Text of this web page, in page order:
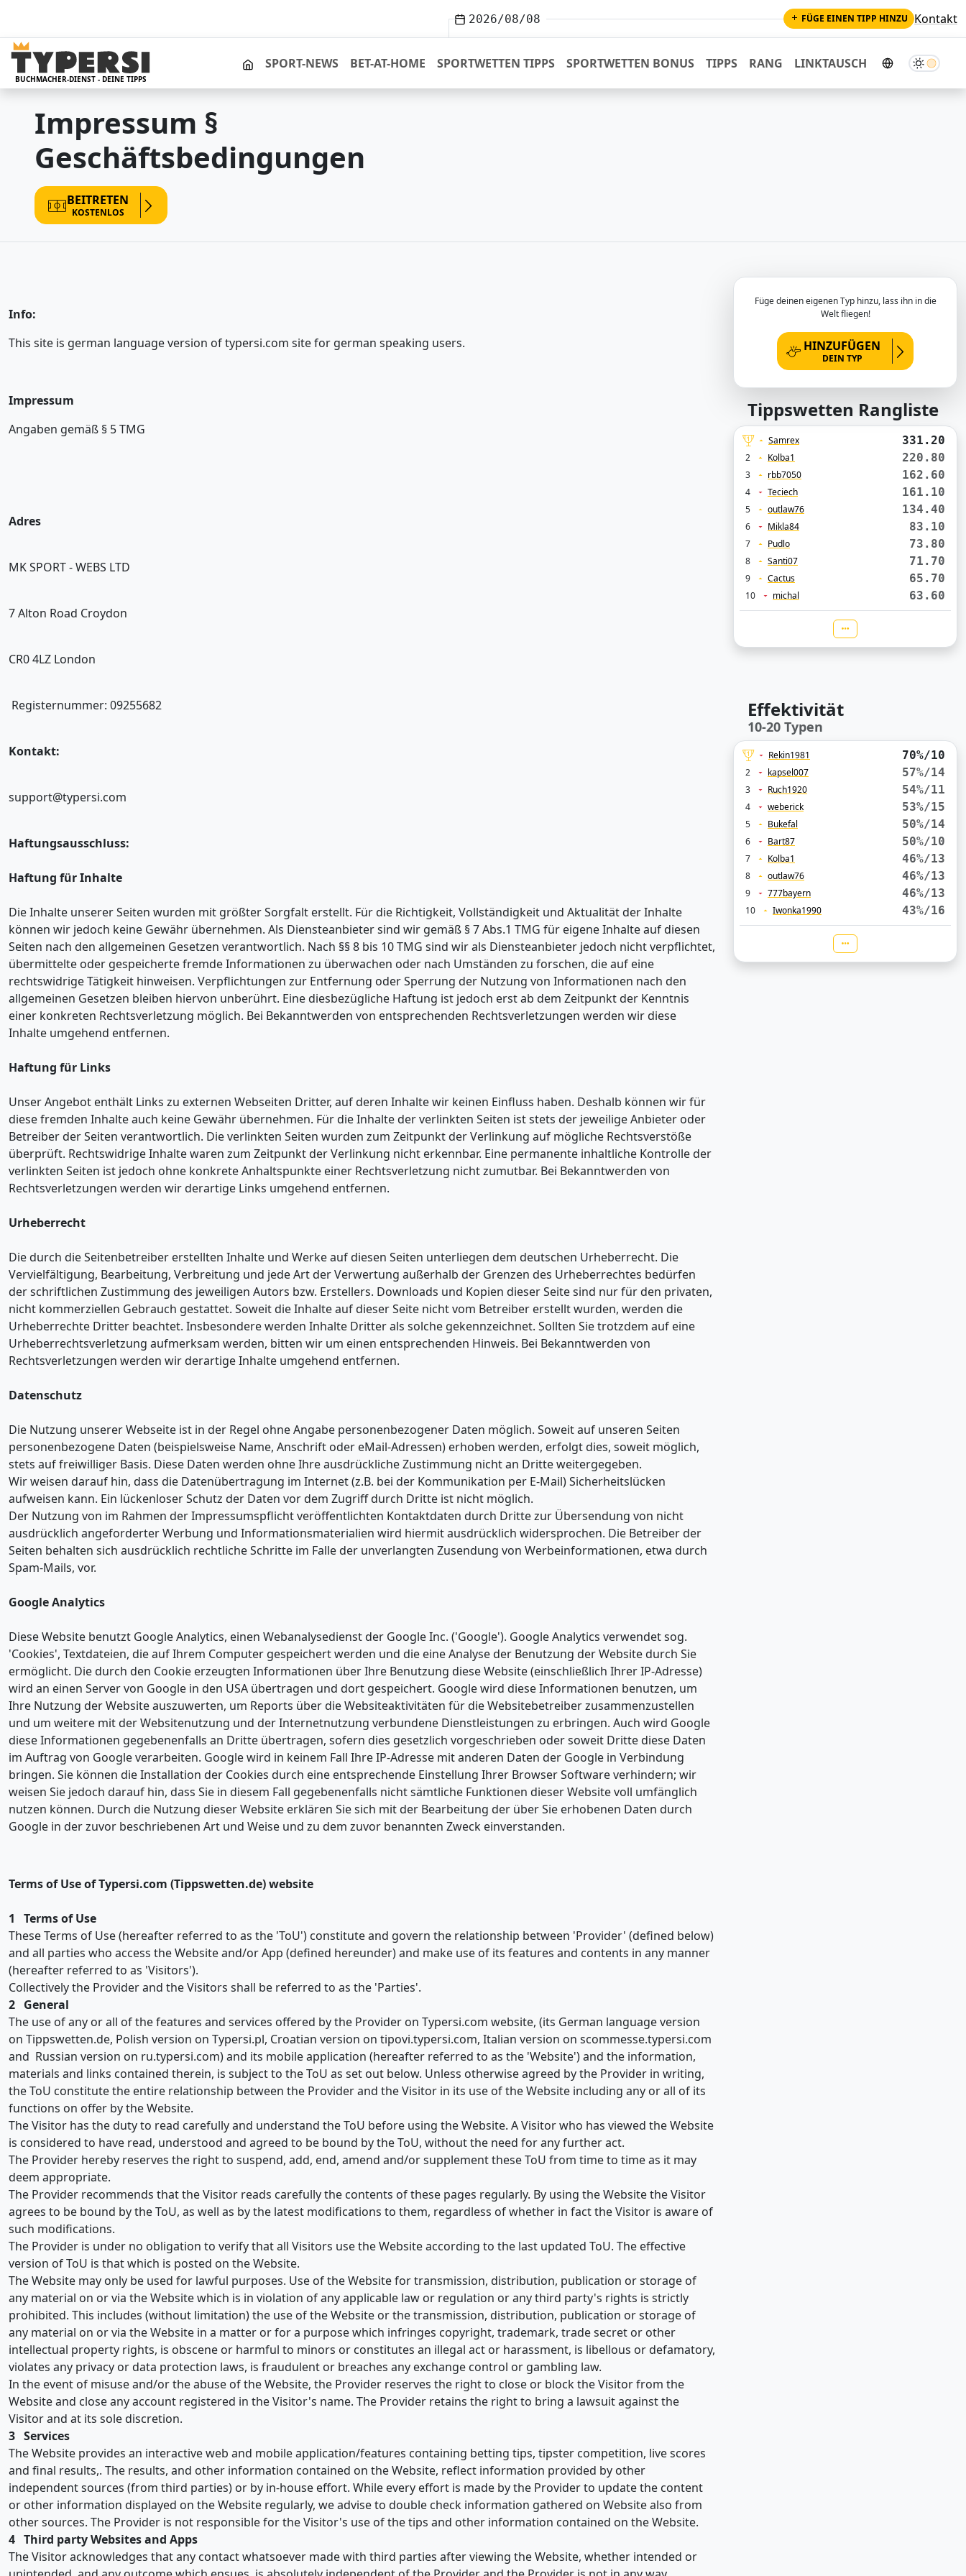
2026/08/08 FÜGE EINEN TIPP HINZU Kontakt
BUCHMACHER-DIENST - DEINE TIPPS
STARTSEITE
SPORT-NEWS BET-AT-HOME SPORTWETTEN TIPPS SPORTWETTEN BONUS TIPPS RANG LINKTAUSCH Dunkler
Impressum §
Geschäftsbedingungen
BEITRETEN
KOSTENLOS
Info:
This site is german language version of typersi.com site for german speaking users.
Impressum
Angaben gemäß § 5 TMG
Adres
MK SPORT - WEBS LTD
7 Alton Road Croydon
CR0 4LZ London
Registernummer: 09255682
Kontakt:
support@typersi.com
Haftungsausschluss:
Haftung für Inhalte
Die Inhalte unserer Seiten wurden mit größter Sorgfalt erstellt. Für die Richtigkeit, Vollständigkeit und Aktualität der Inhalte
können wir jedoch keine Gewähr übernehmen. Als Diensteanbieter sind wir gemäß § 7 Abs.1 TMG für eigene Inhalte auf diesen
Seiten nach den allgemeinen Gesetzen verantwortlich. Nach §§ 8 bis 10 TMG sind wir als Diensteanbieter jedoch nicht verpflichtet,
übermittelte oder gespeicherte fremde Informationen zu überwachen oder nach Umständen zu forschen, die auf eine
rechtswidrige Tätigkeit hinweisen. Verpflichtungen zur Entfernung oder Sperrung der Nutzung von Informationen nach den
allgemeinen Gesetzen bleiben hiervon unberührt. Eine diesbezügliche Haftung ist jedoch erst ab dem Zeitpunkt der Kenntnis
einer konkreten Rechtsverletzung möglich. Bei Bekanntwerden von entsprechenden Rechtsverletzungen werden wir diese
Inhalte umgehend entfernen.
Haftung für Links
Unser Angebot enthält Links zu externen Webseiten Dritter, auf deren Inhalte wir keinen Einfluss haben. Deshalb können wir für
diese fremden Inhalte auch keine Gewähr übernehmen. Für die Inhalte der verlinkten Seiten ist stets der jeweilige Anbieter oder
Betreiber der Seiten verantwortlich. Die verlinkten Seiten wurden zum Zeitpunkt der Verlinkung auf mögliche Rechtsverstöße
überprüft. Rechtswidrige Inhalte waren zum Zeitpunkt der Verlinkung nicht erkennbar. Eine permanente inhaltliche Kontrolle der
verlinkten Seiten ist jedoch ohne konkrete Anhaltspunkte einer Rechtsverletzung nicht zumutbar. Bei Bekanntwerden von
Rechtsverletzungen werden wir derartige Links umgehend entfernen.
Urheberrecht
Die durch die Seitenbetreiber erstellten Inhalte und Werke auf diesen Seiten unterliegen dem deutschen Urheberrecht. Die
Vervielfältigung, Bearbeitung, Verbreitung und jede Art der Verwertung außerhalb der Grenzen des Urheberrechtes bedürfen
der schriftlichen Zustimmung des jeweiligen Autors bzw. Erstellers. Downloads und Kopien dieser Seite sind nur für den privaten,
nicht kommerziellen Gebrauch gestattet. Soweit die Inhalte auf dieser Seite nicht vom Betreiber erstellt wurden, werden die
Urheberrechte Dritter beachtet. Insbesondere werden Inhalte Dritter als solche gekennzeichnet. Sollten Sie trotzdem auf eine
Urheberrechtsverletzung aufmerksam werden, bitten wir um einen entsprechenden Hinweis. Bei Bekanntwerden von
Rechtsverletzungen werden wir derartige Inhalte umgehend entfernen.
Datenschutz
Die Nutzung unserer Webseite ist in der Regel ohne Angabe personenbezogener Daten möglich. Soweit auf unseren Seiten
personenbezogene Daten (beispielsweise Name, Anschrift oder eMail-Adressen) erhoben werden, erfolgt dies, soweit möglich,
stets auf freiwilliger Basis. Diese Daten werden ohne Ihre ausdrückliche Zustimmung nicht an Dritte weitergegeben.
Wir weisen darauf hin, dass die Datenübertragung im Internet (z.B. bei der Kommunikation per E-Mail) Sicherheitslücken
aufweisen kann. Ein lückenloser Schutz der Daten vor dem Zugriff durch Dritte ist nicht möglich.
Der Nutzung von im Rahmen der Impressumspflicht veröffentlichten Kontaktdaten durch Dritte zur Übersendung von nicht
ausdrücklich angeforderter Werbung und Informationsmaterialien wird hiermit ausdrücklich widersprochen. Die Betreiber der
Seiten behalten sich ausdrücklich rechtliche Schritte im Falle der unverlangten Zusendung von Werbeinformationen, etwa durch
Spam-Mails, vor.
Google Analytics
Diese Website benutzt Google Analytics, einen Webanalysedienst der Google Inc. ('Google'). Google Analytics verwendet sog.
'Cookies', Textdateien, die auf Ihrem Computer gespeichert werden und die eine Analyse der Benutzung der Website durch Sie
ermöglicht. Die durch den Cookie erzeugten Informationen über Ihre Benutzung diese Website (einschließlich Ihrer IP-Adresse)
wird an einen Server von Google in den USA übertragen und dort gespeichert. Google wird diese Informationen benutzen, um
Ihre Nutzung der Website auszuwerten, um Reports über die Websiteaktivitäten für die Websitebetreiber zusammenzustellen
und um weitere mit der Websitenutzung und der Internetnutzung verbundene Dienstleistungen zu erbringen. Auch wird Google
diese Informationen gegebenenfalls an Dritte übertragen, sofern dies gesetzlich vorgeschrieben oder soweit Dritte diese Daten
im Auftrag von Google verarbeiten. Google wird in keinem Fall Ihre IP-Adresse mit anderen Daten der Google in Verbindung
bringen. Sie können die Installation der Cookies durch eine entsprechende Einstellung Ihrer Browser Software verhindern; wir
weisen Sie jedoch darauf hin, dass Sie in diesem Fall gegebenenfalls nicht sämtliche Funktionen dieser Website voll umfänglich
nutzen können. Durch die Nutzung dieser Website erklären Sie sich mit der Bearbeitung der über Sie erhobenen Daten durch
Google in der zuvor beschriebenen Art und Weise und zu dem zuvor benannten Zweck einverstanden.
Terms of Use of Typersi.com (Tippswetten.de) website
1 Terms of Use
These Terms of Use (hereafter referred to as the 'ToU') constitute and govern the relationship between 'Provider' (defined below)
and all parties who access the Website and/or App (defined hereunder) and make use of its features and contents in any manner
(hereafter referred to as 'Visitors').
Collectively the Provider and the Visitors shall be referred to as the 'Parties'.
2 General
The use of any or all of the features and services offered by the Provider on Typersi.com website, (its German language version
on Tippswetten.de, Polish version on Typersi.pl, Croatian version on tipovi.typersi.com, Italian version on scommesse.typersi.com
and Russian version on ru.typersi.com) and its mobile application (hereafter referred to as the 'Website') and the information,
materials and links contained therein, is subject to the ToU as set out below. Unless otherwise agreed by the Provider in writing,
the ToU constitute the entire relationship between the Provider and the Visitor in its use of the Website including any or all of its
functions on offer by the Website.
The Visitor has the duty to read carefully and understand the ToU before using the Website. A Visitor who has viewed the Website
is considered to have read, understood and agreed to be bound by the ToU, without the need for any further act.
The Provider hereby reserves the right to suspend, add, end, amend and/or supplement these ToU from time to time as it may
deem appropriate.
The Provider recommends that the Visitor reads carefully the contents of these pages regularly. By using the Website the Visitor
agrees to be bound by the ToU, as well as by the latest modifications to them, regardless of whether in fact the Visitor is aware of
such modifications.
The Provider is under no obligation to verify that all Visitors use the Website according to the last updated ToU. The effective
version of ToU is that which is posted on the Website.
The Website may only be used for lawful purposes. Use of the Website for transmission, distribution, publication or storage of
any material on or via the Website which is in violation of any applicable law or regulation or any third party's rights is strictly
prohibited. This includes (without limitation) the use of the Website or the transmission, distribution, publication or storage of
any material on or via the Website in a matter or for a purpose which infringes copyright, trademark, trade secret or other
intellectual property rights, is obscene or harmful to minors or constitutes an illegal act or harassment, is libellous or defamatory,
violates any privacy or data protection laws, is fraudulent or breaches any exchange control or gambling law.
In the event of misuse and/or the abuse of the Website, the Provider reserves the right to close or block the Visitor from the
Website and close any account registered in the Visitor's name. The Provider retains the right to bring a lawsuit against the
Visitor and at its sole discretion.
3 Services
The Website provides an interactive web and mobile application/features containing betting tips, tipster competition, live scores
and final results,. The results, and other information contained on the Website, reflect information provided by other
independent sources (from third parties) or by in-house effort. While every effort is made by the Provider to update the content
or other information displayed on the Website regularly, we advise to double check information gathered on Website also from
other sources. The Provider is not responsible for the Visitor's use of the tips and other information contained on the Website.
4 Third party Websites and Apps
The Visitor acknowledges that any contact whatsoever made with third parties after viewing the Website, whether intended or
Füge deinen eigenen Typ hinzu, lass ihn in die
Welt fliegen!
HINZUFÜGEN
DEIN TYP
Tippswetten Rangliste
Samrex 331.20
2 Kolba1 220.80
3 rbb7050 162.60
4 Teciech 161.10
5 outlaw76 134.40
6 Mikla84 83.10
7 Pudlo 73.80
8 Santi07 71.70
9 Cactus 65.70
10 michal 63.60
Effektivität
10-20 Typen
Rekin1981 70%/10
2 kapsel007 57%/14
3 Ruch1920 54%/11
4 weberick 53%/15
5 Bukefal 50%/14
6 Bart87 50%/10
7 Kolba1 46%/13
8 outlaw76 46%/13
9 777bayern 46%/13
10 Iwonka1990 43%/16